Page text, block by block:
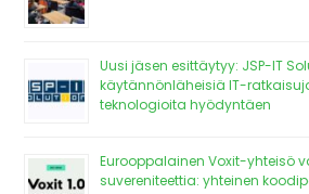
Uusi jäsen esittäytyy: JSP-IT
käytännönläheisiä IT-
teknologioita hyödyntäen
Eurooppalainen Voxit-yhteisö
suvereniteettia: yhteinen